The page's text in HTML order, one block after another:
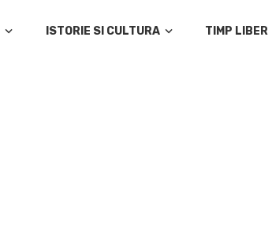
ISTORIE SI CULTURA TIMP LIBER